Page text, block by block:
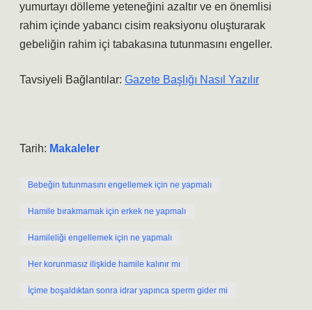
yumurtayı dölleme yeteneğini azaltır ve en önemlisi
rahim içinde yabancı cisim reaksiyonu oluşturarak
gebeliğin rahim içi tabakasına tutunmasını engeller.
Tavsiyeli Bağlantılar: Gazete Başlığı Nasıl Yazılır
Tarih: Makaleler
Bebeğin tutunmasını engellemek için ne yapmalı
Hamile bırakmamak için erkek ne yapmalı
Hamileliği engellemek için ne yapmalı
Her korunmasız ilişkide hamile kalınır mı
İçime boşaldıktan sonra idrar yapınca sperm gider mi